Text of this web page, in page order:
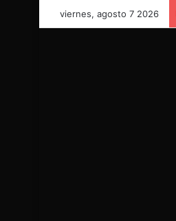
viernes, agosto 7 2026